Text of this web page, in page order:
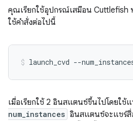
คุณเรียกใช้อุปกรณ์เสมือน Cuttlefish ห
ใช้คำสั่งต่อไปนี้
launch_cvd --
เมื่อเรียกใช้ 2 อินสแตนซ์ขึ้นไปโดยใช้
num_instances อินสแตนซ์จะแชร์สื่